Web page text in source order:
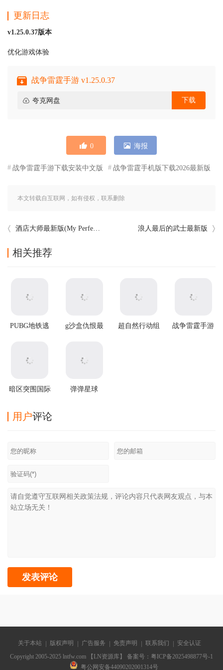
更新日志
v1.25.0.37版本
优化游戏体验
战争雷霆手游 v1.25.0.37
夸克网盘 下载
0 海报
战争雷霆手游下载安装中文版 战争雷霆手机版下载2026最新版
本文转载自互联网，如有侵权，联系删除
酒店大师最新版(My Perfect Hotel) 浪人最后的武士最新版
相关推荐
PUBG地铁逃
g沙盒仇恨最
超自然行动组
战争雷霆手游
暗区突围国际
弹弹星球
用户评论
关于本站 版权声明 广告服务 免责声明 联系我们
安全认证
Copyright 2005-2025 lntfw.com 【LN资源库】 备案号： 粤ICP备2025498877号-1
粤公网安备44090202001314号